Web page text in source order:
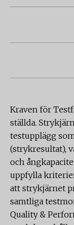
Kraven för
ställda.
testupplägg
(strykresultat),
och
uppfylla
att strykjärnet
samtliga
Quality &